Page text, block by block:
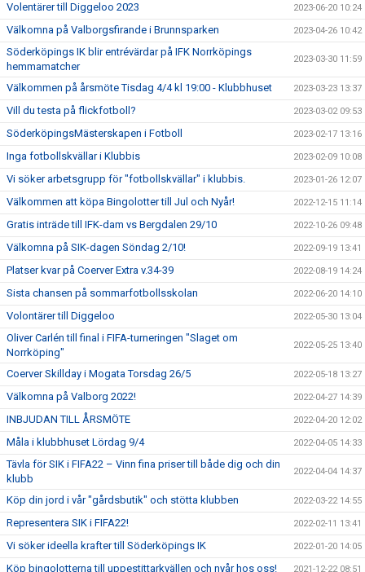
Volentärer till Diggeloo 2023 2023-06-20 10:24
Välkomna på Valborgsfirande i Brunnsparken 2023-04-26 10:42
Söderköpings IK blir entrévärdar på IFK Norrköpings
hemmamatcher
2023-03-30 11:59
Välkommen på årsmöte Tisdag 4/4 kl 19:00 - Klubbhuset 2023-03-23 13:37
Vill du testa på flickfotboll? 2023-03-02 09:53
SöderköpingsMästerskapen i Fotboll 2023-02-17 13:16
Inga fotbollskvällar i Klubbis 2023-02-09 10:08
Vi söker arbetsgrupp för "fotbollskvällar" i klubbis. 2023-01-26 12:07
Välkommen att köpa Bingolotter till Jul och Nyår! 2022-12-15 11:14
Gratis inträde till IFK-dam vs Bergdalen 29/10 2022-10-26 09:48
Välkomna på SIK-dagen Söndag 2/10! 2022-09-19 13:41
Platser kvar på Coerver Extra v.34-39 2022-08-19 14:24
Sista chansen på sommarfotbollsskolan 2022-06-20 14:10
Volontärer till Diggeloo 2022-05-30 13:04
Oliver Carlén till final i FIFA-turneringen "Slaget om
Norrköping"
2022-05-25 13:40
Coerver Skillday i Mogata Torsdag 26/5 2022-05-18 13:27
Välkomna på Valborg 2022! 2022-04-27 14:39
INBJUDAN TILL ÅRSMÖTE 2022-04-20 12:02
Måla i klubbhuset Lördag 9/4 2022-04-05 14:33
Tävla för SIK i FIFA22 – Vinn fina priser till både dig och din
klubb
2022-04-04 14:37
Köp din jord i vår "gårdsbutik" och stötta klubben 2022-03-22 14:55
Representera SIK i FIFA22! 2022-02-11 13:41
Vi söker ideella krafter till Söderköpings IK 2022-01-20 14:05
Köp bingolotterna till uppestittarkvällen och nyår hos oss! 2021-12-22 08:51